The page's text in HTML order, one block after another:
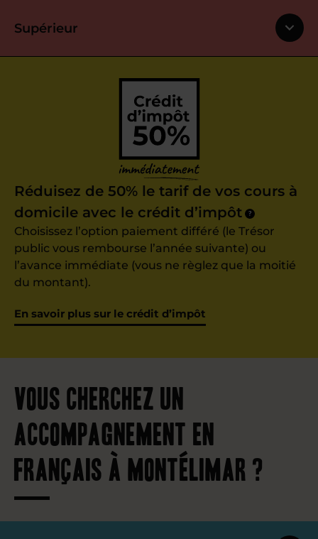
Supérieur
Réduisez de 50% le tarif de vos cours à
domicile avec le crédit d’impôt
?
Choisissez l’option paiement différé (le Trésor
public vous rembourse l’année suivante) ou
l’avance immédiate (vous ne règlez que la moitié
du montant).
En savoir plus sur le crédit d’impôt
Vous cherchez un
accompagnement en
français à Montélimar ?